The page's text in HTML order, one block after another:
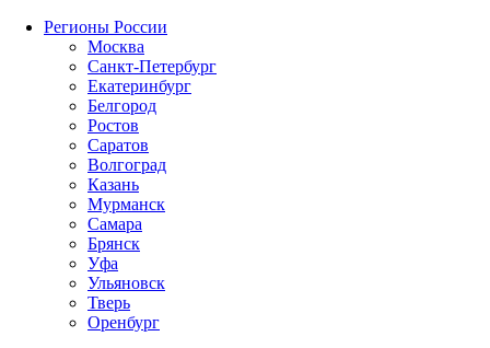
Регионы России
Москва
Санкт-Петербург
Екатеринбург
Белгород
Ростов
Саратов
Волгоград
Казань
Мурманск
Самара
Брянск
Уфа
Ульяновск
Тверь
Оренбург